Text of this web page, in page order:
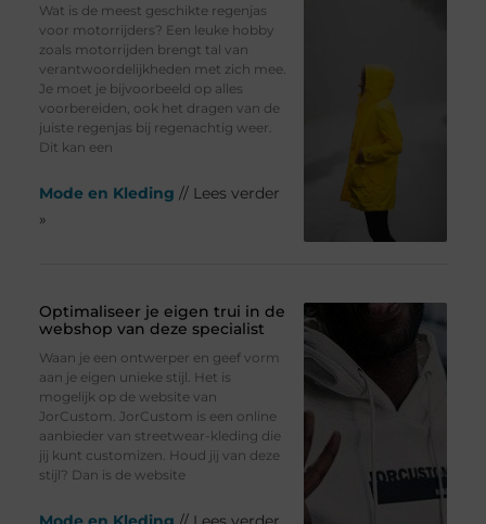
Wat is de meest geschikte regenjas
voor motorrijders? Een leuke hobby
zoals motorrijden brengt tal van
verantwoordelijkheden met zich mee.
Je moet je bijvoorbeeld op alles
voorbereiden, ook het dragen van de
juiste regenjas bij regenachtig weer.
Dit kan een
Mode en Kleding // Lees verder
»
Optimaliseer je eigen trui in de
webshop van deze specialist
Waan je een ontwerper en geef vorm
aan je eigen unieke stijl. Het is
mogelijk op de website van
JorCustom. JorCustom is een online
aanbieder van streetwear-kleding die
jij kunt customizen. Houd jij van deze
stijl? Dan is de website